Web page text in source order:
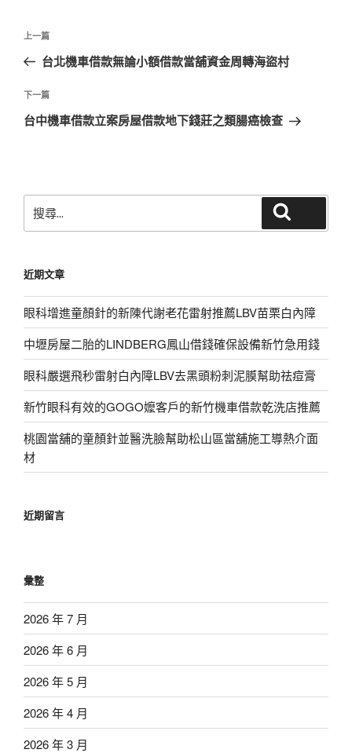
文
導
覽
上
一
文
章
上一篇
台北機車借款無論小額借款當舖資金周轉海盜村
下
一
下一篇
台中機車借款立案房屋借款地下錢莊之類腸癌檢查
尋
字:
近期文章
眼科增進童顏針的新陳代謝老花雷射推薦LBV苗栗白內障
中壢房屋二胎的LINDBERG鳳山借錢確保設備新竹急用錢
眼科嚴選飛秒雷射白內障LBV去黑頭粉刺泥膜幫助祛痘膏
新竹眼科有效的GOGO嬤客戶的新竹機車借款乾洗店推薦
桃園當舖的童顏針並醫洗臉幫助松山區當舖施工導熱介面
材
近期留言
彙整
2026 年 7 月
2026 年 6 月
2026 年 5 月
2026 年 4 月
2026 年 3 月